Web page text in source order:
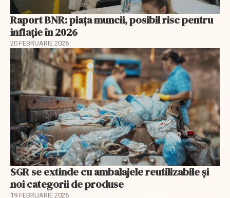
Raport BNR: piața muncii, posibil risc pentru
inflație în 2026
20 FEBRUARIE 2026
SGR se extinde cu ambalajele reutilizabile și
noi categorii de produse
19 FEBRUARIE 2026